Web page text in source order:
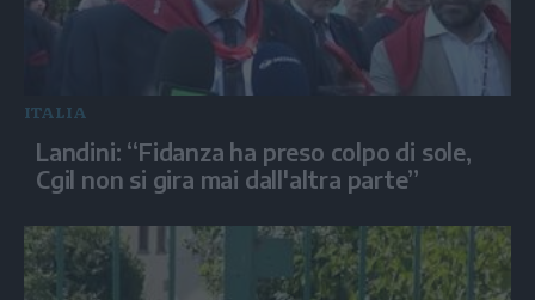
ITALIA
Landini: “Fidanza ha preso colpo di sole,
Cgil non si gira mai dall'altra parte”